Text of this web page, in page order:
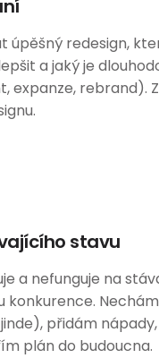
úpěšný redesign,
a jaký je
expanze, rebrand).
stavu
a nefunguje na
konkurence.
přidám
plán do budoucna.